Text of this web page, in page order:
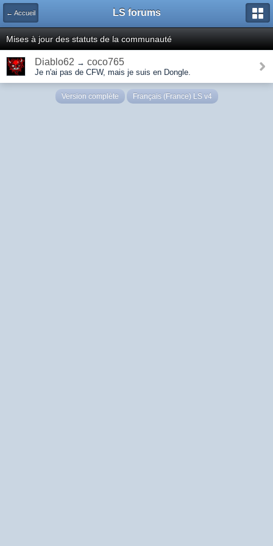
← Accueil LS forums
Mises à jour des statuts de la communauté
Diablo62 → coco765
Je n'ai pas de CFW, mais je suis en Dongle.
Version complète Français (France) LS v4